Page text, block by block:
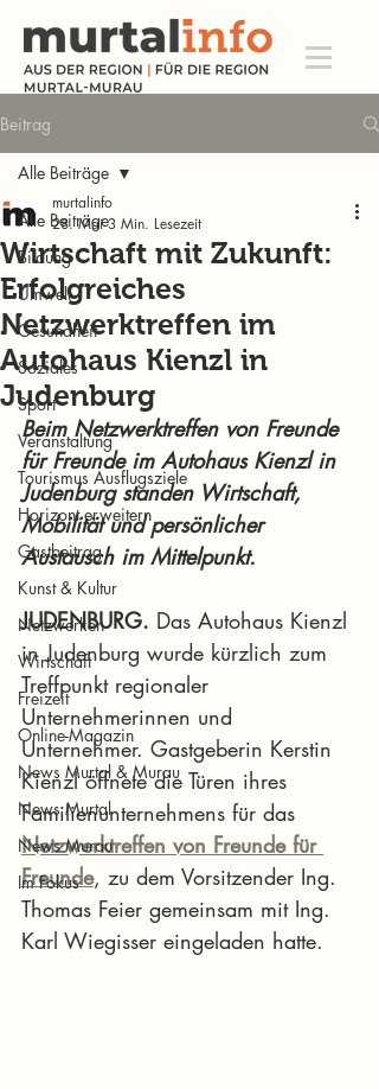
Beitrag
Alle Beiträge
Bildung
Umwelt
Gesundheit
Soziales
Sport
Veranstaltung
Tourismus Ausflugsziele
Horizont erweitern
Gastbeitrag
Kunst & Kultur
Netzwerken
Wirtschaft
Freizeit
Online-Magazin
News Murtal & Murau
News Murtal
News Murau
Im Fokus
Alle Beiträge
Wirtschaft mit Zukunft:
Erfolgreiches
Netzwerktreffen im
Autohaus Kienzl in
Judenburg
murtalinfo
28. Mai 3 Min. Lesezeit
Beim Netzwerktreffen von Freunde
für Freunde im Autohaus Kienzl in
Judenburg standen Wirtschaft,
Mobilität und persönlicher
Austausch im Mittelpunkt.
JUDENBURG. Das Autohaus Kienzl
in Judenburg wurde kürzlich zum
Treffpunkt regionaler
Unternehmerinnen und
Unternehmer. Gastgeberin Kerstin
Kienzl öffnete die Türen ihres
Familienunternehmens für das
Netzwerktreffen von Freunde für
Freunde, zu dem Vorsitzender Ing.
Thomas Feier gemeinsam mit Ing.
Karl Wiegisser eingeladen hatte.